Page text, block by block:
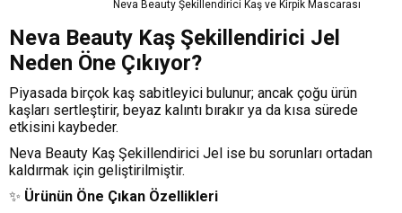
Neva Beauty Şekillendirici Kaş ve Kirpik Mascarası
Neva Beauty Kaş Şekillendirici Jel
Neden Öne Çıkıyor?
Piyasada birçok kaş sabitleyici bulunur; ancak çoğu ürün
kaşları sertleştirir, beyaz kalıntı bırakır ya da kısa sürede
etkisini kaybeder.
Neva Beauty Kaş Şekillendirici Jel ise bu sorunları ortadan
kaldırmak için geliştirilmiştir.
✨ Ürünün Öne Çıkan Özellikleri